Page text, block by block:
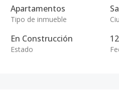
Apartamentos
Tipo de inmueble
En Construcción
Estado